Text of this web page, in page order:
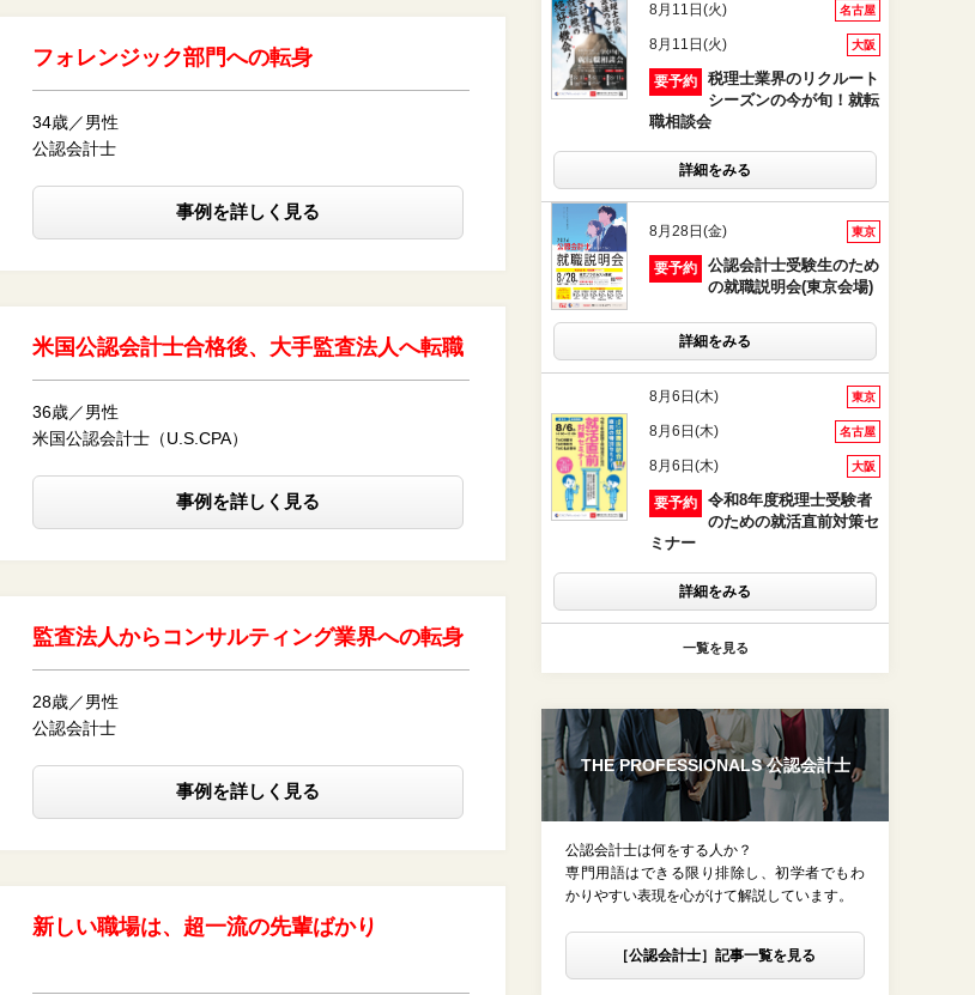
フォレンジック部門への転身
34歳／男性
公認会計士
事例を詳しく見る
米国公認会計士合格後、大手監査法人へ転職
36歳／男性
米国公認会計士（U.S.CPA）
事例を詳しく見る
監査法人からコンサルティング業界への転身
28歳／男性
公認会計士
事例を詳しく見る
新しい職場は、超一流の先輩ばかり
8月11日(火) 名古屋
8月11日(火) 大阪
要予約
税理士業界のリクルート
シーズンの今が旬！就転
職相談会
詳細をみる
8月28日(金) 東京
要予約
公認会計士受験生のため
の就職説明会(東京会場)
詳細をみる
8月6日(木) 東京
8月6日(木) 名古屋
8月6日(木) 大阪
要予約
令和8年度税理士受験者
のための就活直前対策セ
ミナー
詳細をみる
一覧を見る
THE PROFESSIONALS 公認会計士
公認会計士は何をする人か？
専門用語はできる限り排除し、初学者でもわ
かりやすい表現を心がけて解説しています。
［公認会計士］記事一覧を見る